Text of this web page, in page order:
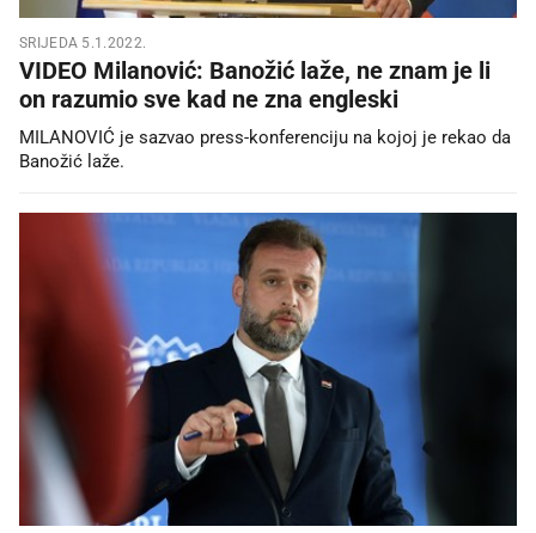
SRIJEDA 5.1.2022.
VIDEO Milanović: Banožić laže, ne znam je li
on razumio sve kad ne zna engleski
MILANOVIĆ je sazvao press-konferenciju na kojoj je rekao da
Banožić laže.